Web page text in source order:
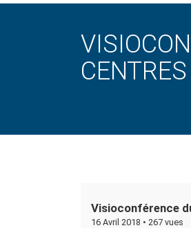
Visioconférence
16 Avril 2018 • 267 vues